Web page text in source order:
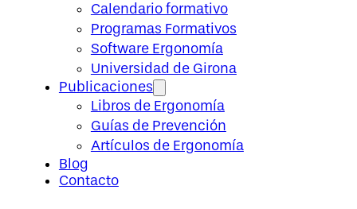
Calendario formativo
Programas Formativos
Software Ergonomía
Universidad de Girona
Publicaciones
Libros de Ergonomía
Guías de Prevención
Artículos de Ergonomía
Blog
Contacto